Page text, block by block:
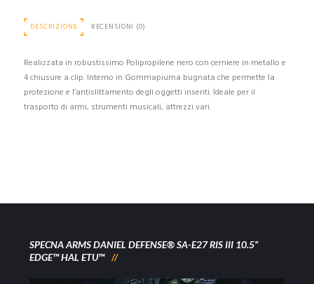
DESCRIZIONE RECENSIONI (0)
Realizzata in robustissimo Polipropilene nero con cerniere in metallo e
4 chiusure a clip. Interno in Gommapiuma bugnata che permette la
protezione e l’antislittamento degli oggetti inseriti. Ideale per il
trasporto di armi, strumenti musicali, attrezzi vari.
SPECNA ARMS DANIEL DEFENSE® SA-E27 RIS III 10.5”
EDGE™ HAL ETU™